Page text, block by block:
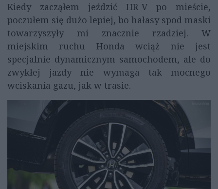
Kiedy zacząłem jeździć HR-V po mieście,
poczułem się dużo lepiej, bo hałasy spod maski
towarzyszyły mi znacznie rzadziej. W
miejskim ruchu Honda wciąż nie jest
specjalnie dynamicznym samochodem, ale do
zwykłej jazdy nie wymaga tak mocnego
wciskania gazu, jak w trasie.